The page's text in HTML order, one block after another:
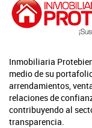
Inmobiliaria
medio de su
arrendamientos,
relaciones de
contribuyendo al
transparencia.